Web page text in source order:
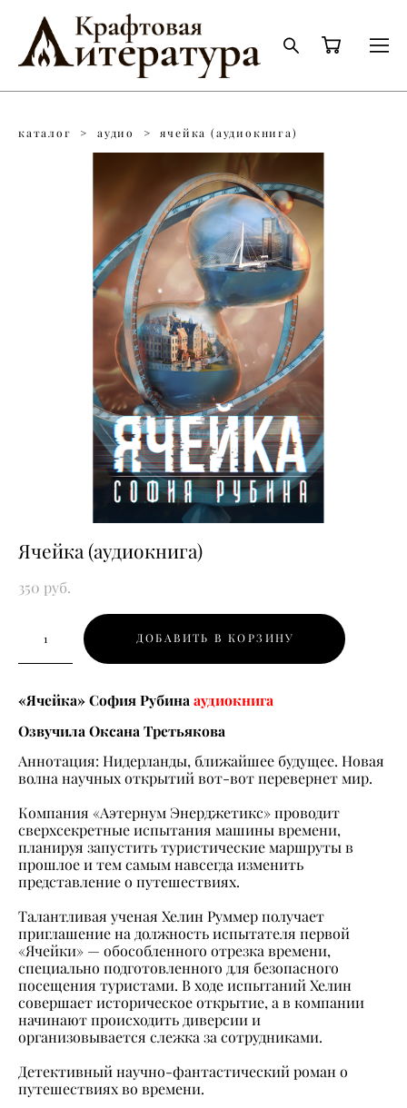
каталог > аудио > ячейка (аудиокнига)
Ячейка (аудиокнига)
350 pуб.
ДОБАВИТЬ В КОРЗИНУ
«Ячейка» София Рубина аудиокнига
Озвучила Оксана Третьякова
Аннотация: Нидерланды, ближайшее будущее. Новая
волна научных открытий вот-вот перевернет мир.
Компания «Аэтернум Энерджетикс» проводит
сверхсекретные испытания машины времени,
планируя запустить туристические маршруты в
прошлое и тем самым навсегда изменить
представление о путешествиях.
Талантливая ученая Хелин Руммер получает
приглашение на должность испытателя первой
«Ячейки» — обособленного отрезка времени,
специально подготовленного для безопасного
посещения туристами. В ходе испытаний Хелин
совершает историческое открытие, а в компании
начинают происходить диверсии и
организовывается слежка за сотрудниками.
Детективный научно-фантастический роман о
путешествиях во времени.